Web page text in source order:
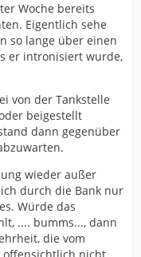
Woche bereits
Eigentlich sehe
so lange über einen
er intronisiert wurde,
von der Tankstelle
beigestellt
dann gegenüber
wieder außer
durch die Bank nur
Würde das
.... bumms..., dann
die vom